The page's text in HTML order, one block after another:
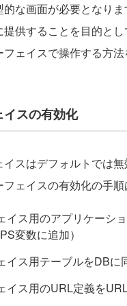
な画面が必要となり
供することを目的と
ェイスで操作する方法
スの有効化
スはデフォルトでは
ェイスの有効化の手順
イス用のアプリケーシ
変数に追加）
イス用テーブルをDBに
イス用のURL定義を